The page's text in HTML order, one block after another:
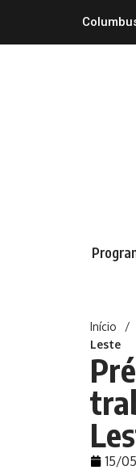
Início /
Leste
15/